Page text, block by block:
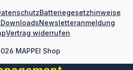
MAPPEI Shop
Batteriegesetzhinweise
DownloadsNewsletteranmeldung
Vertrag widerrufen